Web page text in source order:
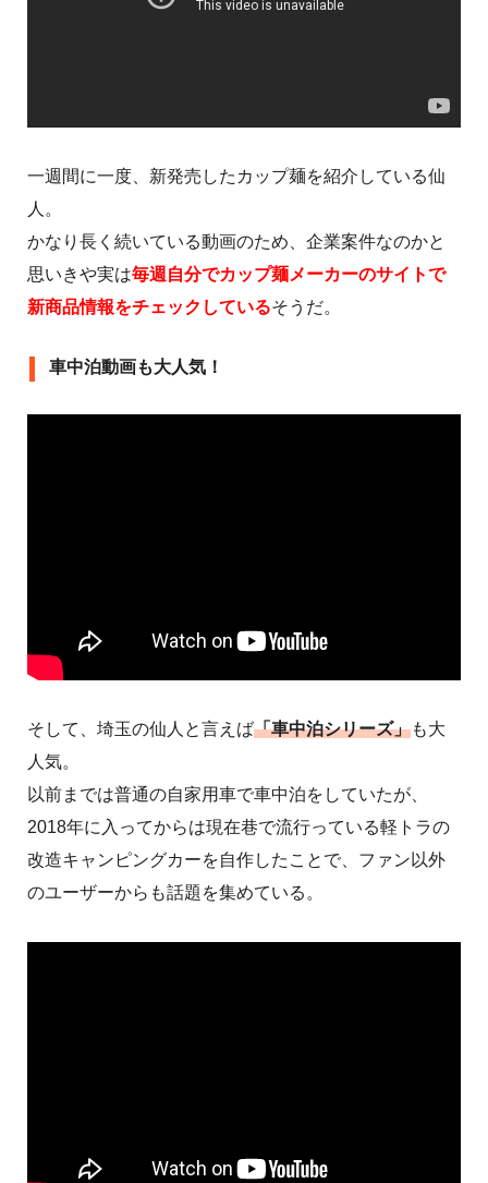
一週間に一度、新発売したカップ麺を紹介している仙
人。
かなり長く続いている動画のため、企業案件なのかと
思いきや実は毎週自分でカップ麺メーカーのサイトで
新商品情報をチェックしているそうだ。
車中泊動画も大人気！
そして、埼玉の仙人と言えば「車中泊シリーズ」も大
人気。
以前までは普通の自家用車で車中泊をしていたが、
2018年に入ってからは現在巷で流行っている軽トラの
改造キャンピングカーを自作したことで、ファン以外
のユーザーからも話題を集めている。